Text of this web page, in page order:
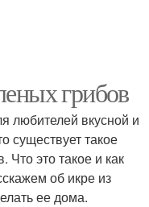
грибов
любителей вкусной и
существует такое
Что это такое и как
об икре из
ее дома.